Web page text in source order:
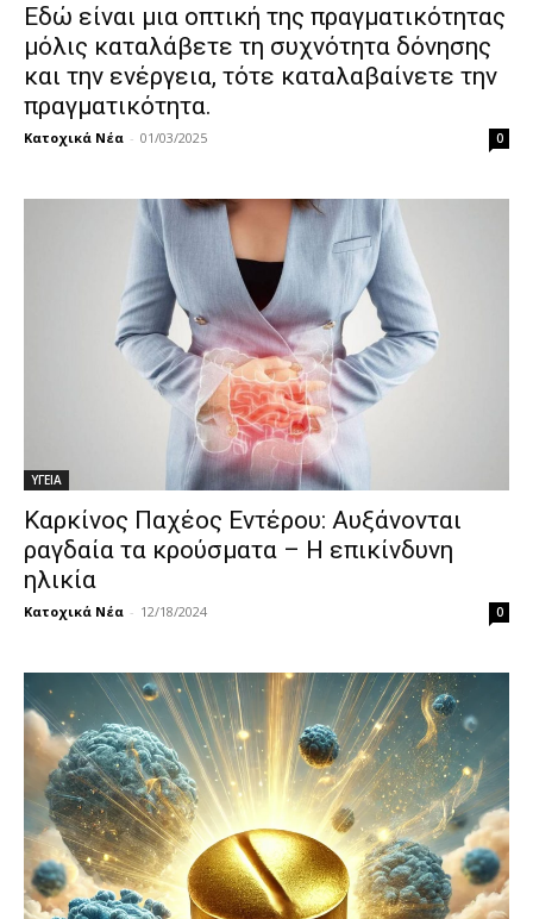
Εδώ είναι μια οπτική της πραγματικότητας
μόλις καταλάβετε τη συχνότητα δόνησης
και την ενέργεια, τότε καταλαβαίνετε την
πραγματικότητα.
Κατοχικά Νέα - 01/03/2025 0
ΥΓΕΙΑ
Καρκίνος Παχέος Εντέρου: Αυξάνονται
ραγδαία τα κρούσματα – Η επικίνδυνη
ηλικία
Κατοχικά Νέα - 12/18/2024 0